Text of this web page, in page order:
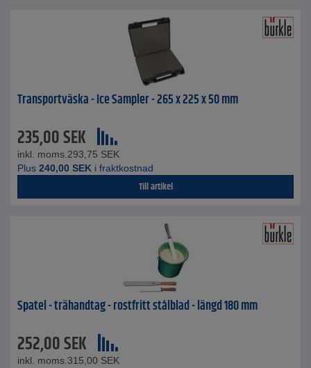
Transportväska - Ice Sampler - 265 x 225 x 50 mm
235,00SEK
inkl. moms. 293,75 SEK
Plus 240,00 SEK i fraktkostnad
Till artikel
Spatel - trähandtag - rostfritt stålblad - längd 180 mm
252,00SEK
inkl. moms. 315,00 SEK